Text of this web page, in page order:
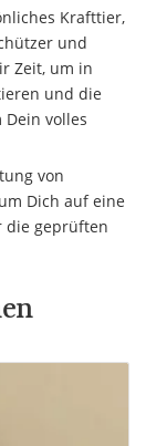
Krafttier,
und
Zeit, um in
und die
Dein volles
von
Dich auf eine
die geprüften